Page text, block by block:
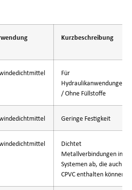
Kurzbeschreibung
Für
Hydraulikanwendungen
/ Ohne Füllstoffe
Geringe Festigkeit
Dichtet
Metallverbindungen in
Systemen ab, die auch
CPVC enthalten können